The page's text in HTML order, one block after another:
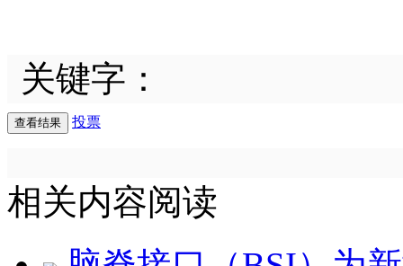
关键字：
投票
相关内容阅读